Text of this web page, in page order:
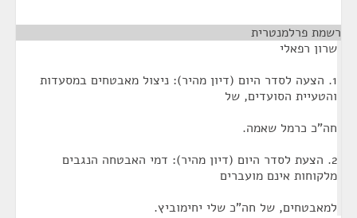
רשמת פרלמנטרית
שרון רפאלי
1. הצעה לסדר היום (דיון מהיר): ניצול מאבטחים במסעדות
והטעיית הסועדים, של
חה"כ כרמל שאמה.
2. הצעת לסדר היום (דיון מהיר): דמי האבטחה הנגבים
מלקוחות אינם מועברים
למאבטחים, של חה"כ שלי יחימוביץ.